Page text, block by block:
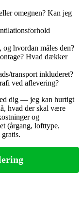
omegnen? Kan jeg
hvordan måles den?
Hvad dækker
transport inkluderet?
ved aflevering?
dig — jeg kan hurtigt
hvad der skal være
og
(årgang, lofttype,